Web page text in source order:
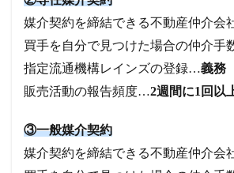
媒介契約を締結できる不動産仲介会
買手を自分で見つけた場合の仲介手
指定流通機構レインズの登録…義務
販売活動の報告頻度…2週間に1回以
③一般媒介契約
媒介契約を締結できる不動産仲介会